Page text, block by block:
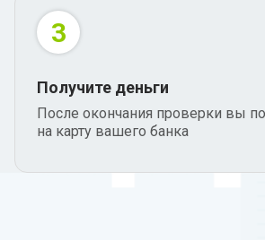
3
Получите деньги
После окончания проверки вы
на карту вашего банка